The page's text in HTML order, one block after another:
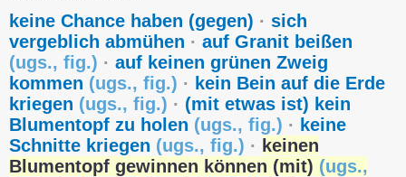
keine Chance haben (gegen) · sich
vergeblich abmühen · auf Granit beißen
(ugs., fig.) · auf keinen grünen Zweig
kommen (ugs., fig.) · kein Bein auf die Erde
kriegen (ugs., fig.) · (mit etwas ist) kein
Blumentopf zu holen (ugs., fig.) · keine
Schnitte kriegen (ugs., fig.) · keinen
Blumentopf gewinnen können (mit) (ugs.,